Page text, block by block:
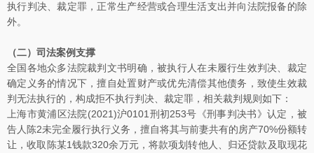
执行判决、裁定罪，正常生产经营或合理生活支出并向法院报备的除
外。
（二）司法案例支撑
全国各地众多法院裁判文书明确，被执行人在未履行生效判决、裁定
确定义务的情况下，擅自处置财产或优先清偿其他债务，致使生效裁
判无法执行的，构成拒不执行判决、裁定罪，相关裁判规则如下：
上海市黄浦区法院(2021)沪0101刑初253号《刑事判决书》认定，被
告人陈2未完全履行执行义务，擅自将其与前妻共有的房产70%份额转
让，收取陈某1钱款320余万元，将款项划转他人、归还贷款及取现花